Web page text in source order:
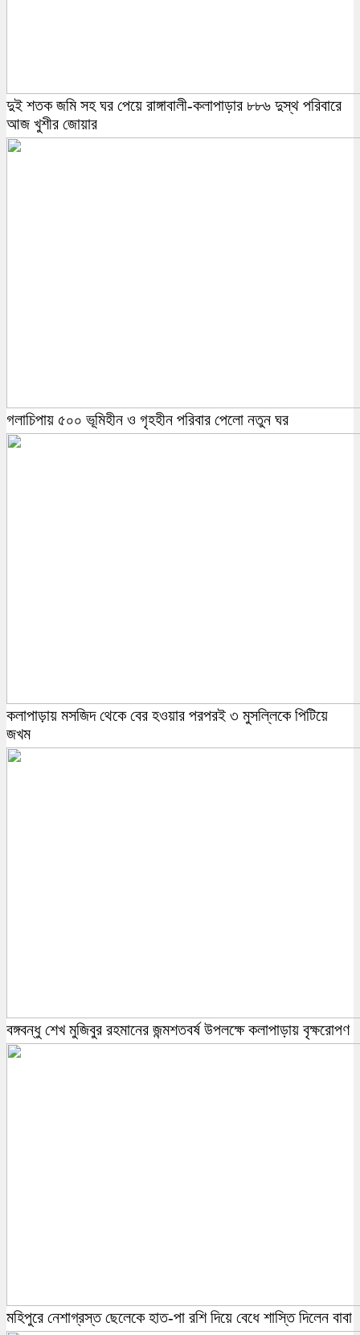
দুই শতক জমি সহ ঘর পেয়ে রাঙ্গাবালী-কলাপাড়ার ৮৮৬ দুস্থ পরিবারে
আজ খুশীর জোয়ার
গলাচিপায় ৫০০ ভূমিহীন ও গৃহহীন পরিবার পেলো নতুন ঘর
কলাপাড়ায় মসজিদ থেকে বের হওয়ার পরপরই ৩ মুসল্লিকে পিটিয়ে
জখম
বঙ্গবন্ধু শেখ মুজিবুর রহমানের জন্মশতবর্ষ উপলক্ষে কলাপাড়ায় বৃক্ষরোপণ
মহিপুরে নেশাগ্রস্ত ছেলেকে হাত-পা রশি দিয়ে বেধে শাস্তি দিলেন বাবা